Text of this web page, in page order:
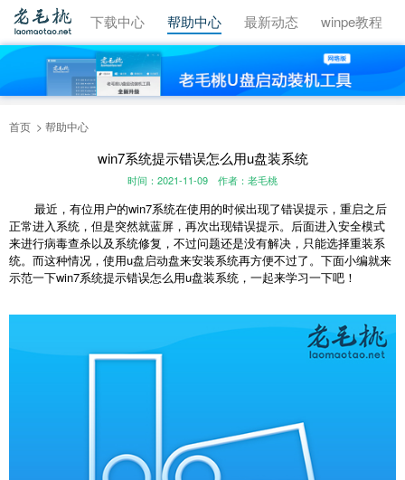
视频教程 下载中心 帮助中心 最新动态 winpe教程
首页 帮助中心
win7系统提示错误怎么用u盘装系统
时间：2021-11-09 作者：老毛桃
最近，有位用户的win7系统在使用的时候出现了错误提示，重启之后
正常进入系统，但是突然就蓝屏，再次出现错误提示。后面进入安全模式
来进行病毒查杀以及系统修复，不过问题还是没有解决，只能选择重装系
统。而这种情况，使用u盘启动盘来安装系统再方便不过了。下面小编就来
示范一下win7系统提示错误怎么用u盘装系统，一起来学习一下吧！